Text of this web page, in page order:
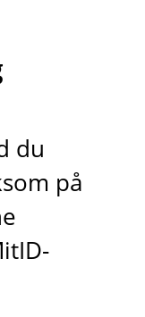
du
på